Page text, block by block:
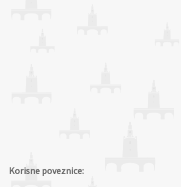
Korisne poveznice: